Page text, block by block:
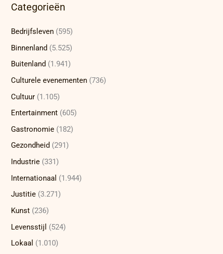
Categorieën
Bedrijfsleven (595)
Binnenland (5.525)
Buitenland (1.941)
Culturele evenementen (736)
Cultuur (1.105)
Entertainment (605)
Gastronomie (182)
Gezondheid (291)
Industrie (331)
Internationaal (1.944)
Justitie (3.271)
Kunst (236)
Levensstijl (524)
Lokaal (1.010)